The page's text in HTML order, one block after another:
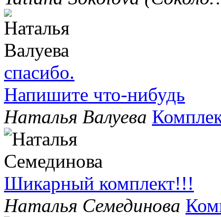
спасибо.
Напишите что-нибудь
Наталья Валуева
Шикарный комплект!!!
Наталья Семединова